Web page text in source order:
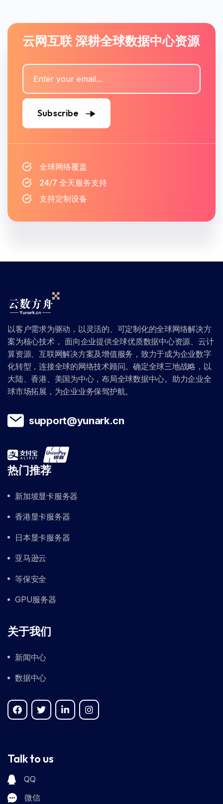
云网互联 深耕全球数据中心资源
Subscribe
全球网络覆盖
24/7 全天服务支持
支持定制设备
以客户需求为驱动，以灵活的、可定制化的全球网络解决方
案为核心技术， 面向企业提供全球优质数据中心资源、云计
算资源、互联网解决方案及增值服务，致力于成为企业数字
化转型，连接全球的网络技术顾问。确定全球三地战略，以
大陆、香港、美国为中心，布局全球数据中心。助力企业全
球市场拓展，为企业业务保驾护航。
support@yunark.cn
热门推荐
新加坡显卡服务器
香港显卡服务器
日本显卡服务器
亚马逊云
等保安全
GPU服务器
关于我们
新闻中心
数据中心
Talk to us
QQ
微信